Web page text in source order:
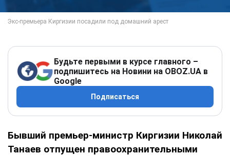
Будьте первыми в курсе главного –
подпишитесь на Новини на OBOZ.UA в
Google
Подписаться
Бывший премьер-министр Киргизии Николай
Танаев отпущен правоохранительными